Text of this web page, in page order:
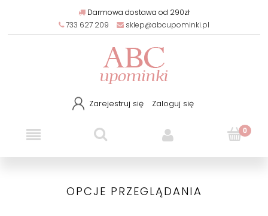
Darmowa dostawa od 290zł
733 627 209
sklep@abcupominki.pl
Zarejestruj się Zaloguj się
OPCJE PRZEGLĄDANIA